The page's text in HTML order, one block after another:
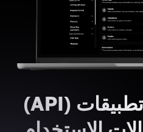
واجهة برمجة تطبيقات (API)